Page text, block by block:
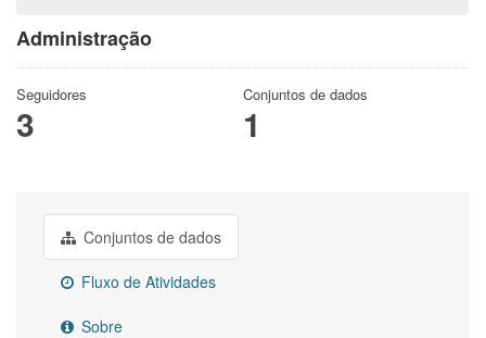
Administração
Seguidores
3
Conjuntos de dados
1
Conjuntos de dados
Fluxo de Atividades
Sobre